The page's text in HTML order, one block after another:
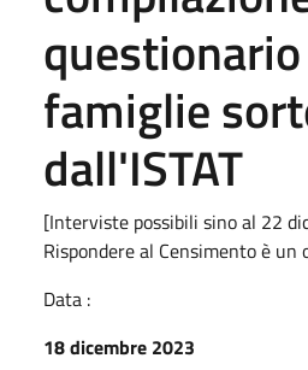
famiglie
dall'ISTAT
[Interviste possibili sino al 22
Rispondere al Censimento è un
Data :
18 dicembre 2023